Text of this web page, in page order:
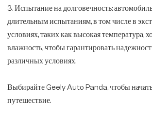
3. Испытание на долговечность:
длительным испытаниям, в том числе в
условиях, таких как высокая температура,
влажность, чтобы гарантировать
различных условиях.
Выбирайте Geely Auto Panda, чтобы
путешествие.